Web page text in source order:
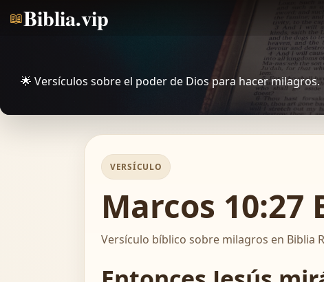
📖Biblia.vip
🌟 Versículos sobre el poder de Dios para hacer milagros.
VERSÍCULO
Marcos 10:27
Versículo bíblico sobre milagros en Biblia